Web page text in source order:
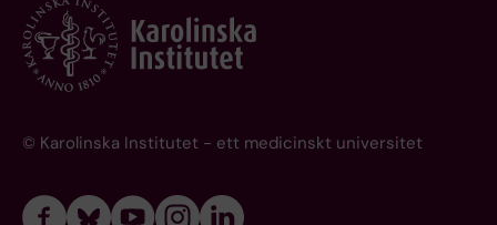
© Karolinska Institutet - ett medicinskt universitet